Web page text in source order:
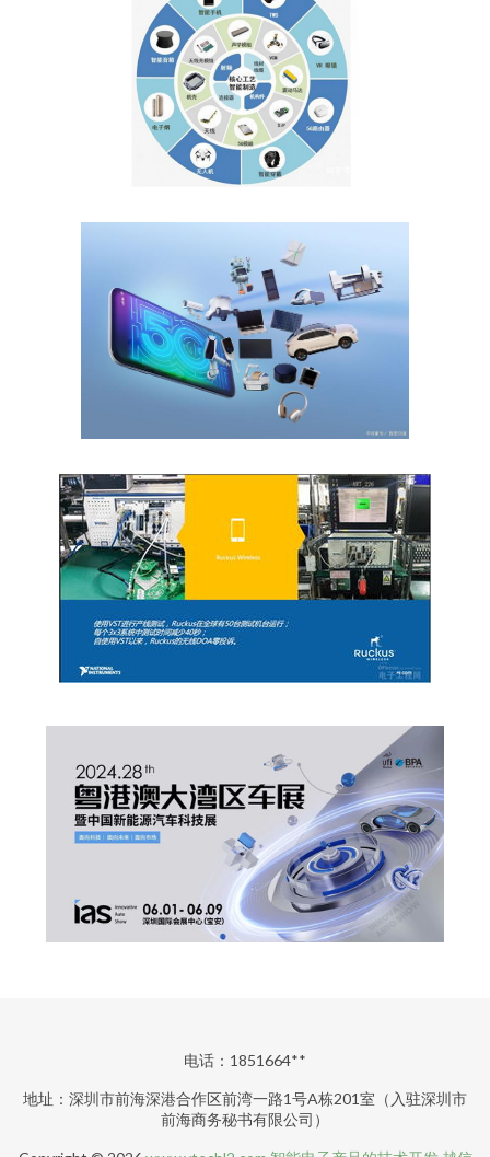
电话：1851664**
地址：深圳市前海深港合作区前湾一路1号A栋201室（入驻深圳市
前海商务秘书有限公司）